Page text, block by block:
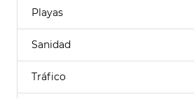
Playas
Sanidad
Tráfico